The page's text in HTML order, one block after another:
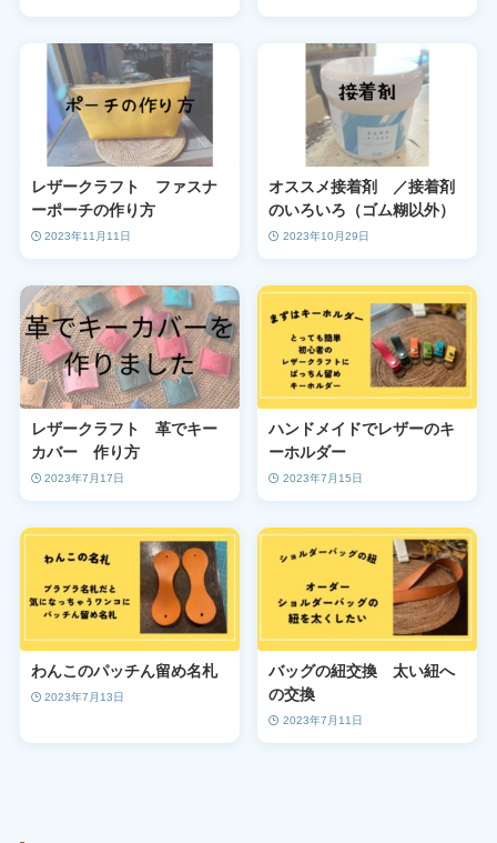
レザークラフト ファスナ
ーポーチの作り方
2023年11月11日
オススメ接着剤 ／接着剤
のいろいろ（ゴム糊以外）
2023年10月29日
レザークラフト 革でキー
カバー 作り方
2023年7月17日
ハンドメイドでレザーのキ
ーホルダー
2023年7月15日
わんこのパッチん留め名札
2023年7月13日
バッグの紐交換 太い紐へ
の交換
2023年7月11日